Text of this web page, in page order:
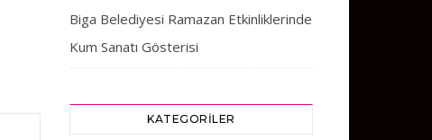
Biga Belediyesi Ramazan Etkinliklerinde
Kum Sanatı Gösterisi
KATEGORILER